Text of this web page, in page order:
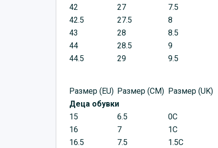
42
27
7.5
42.5
27.5
8
43
28
8.5
44
28.5
9
44.5
29 9.5
Размер (EU) Размер (CM) Размер (UK)
Деца обувки
15
6.5
0C
16
7
1C
16.5
7.5
1.5C